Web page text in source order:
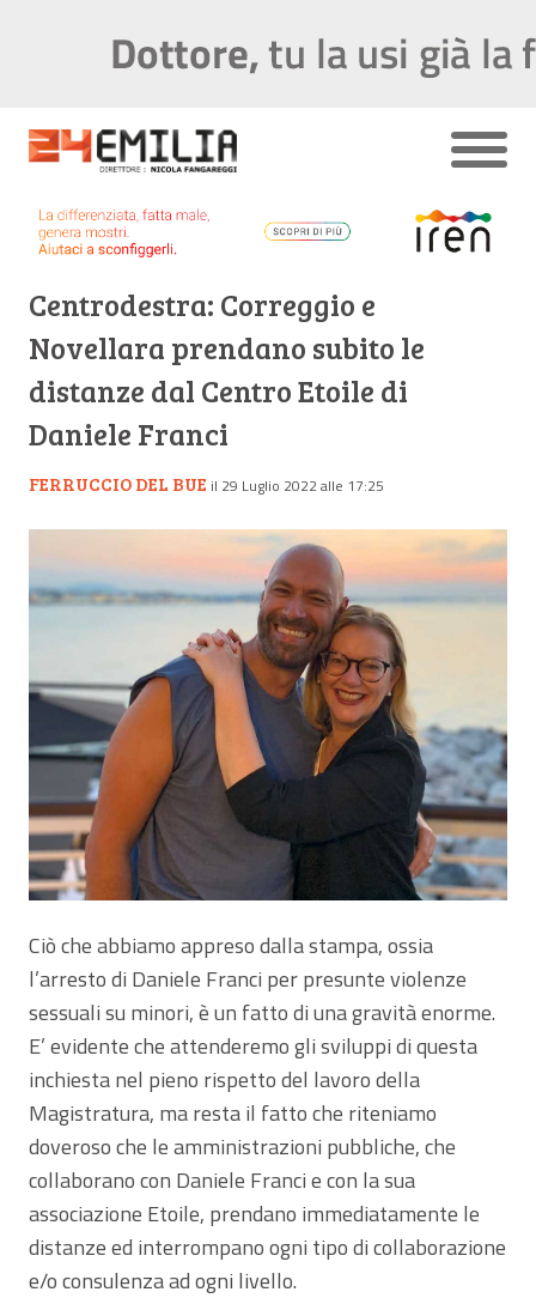
Centrodestra: Correggio e
Novellara prendano subito le
distanze dal Centro Etoile di
Daniele Franci
FERRUCCIO DEL BUE il 29 Luglio 2022 alle 17:25
Ciò che abbiamo appreso dalla stampa, ossia
l’arresto di Daniele Franci per presunte violenze
sessuali su minori, è un fatto di una gravità enorme.
E’ evidente che attenderemo gli sviluppi di questa
inchiesta nel pieno rispetto del lavoro della
Magistratura, ma resta il fatto che riteniamo
doveroso che le amministrazioni pubbliche, che
collaborano con Daniele Franci e con la sua
associazione Etoile, prendano immediatamente le
distanze ed interrompano ogni tipo di collaborazione
e/o consulenza ad ogni livello.